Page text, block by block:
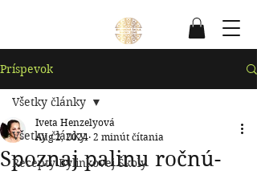
Príspevok
Všetky články
Recepty Bylinkovej Školy
Všetky články
Spoznaj palinu ročnú-
Iveta Henzelyová
Aug 2, 2024 2 minút čítania